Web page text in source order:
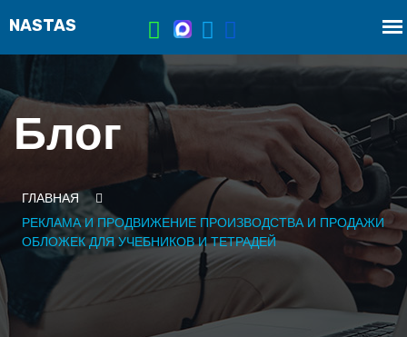
Блог
ГЛАВНАЯ
РЕКЛАМА И ПРОДВИЖЕНИЕ ПРОИЗВОДСТВА И ПРОДАЖИ
ОБЛОЖЕК ДЛЯ УЧЕБНИКОВ И ТЕТРАДЕЙ